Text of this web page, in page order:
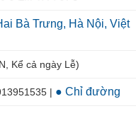
Bà Trưng, Hà Nội, Việt
Kể cả ngày Lễ)
| ● Chỉ đường